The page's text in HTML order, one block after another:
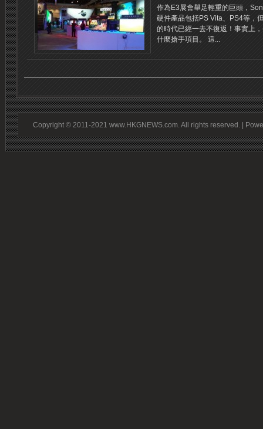
作為E3展會舉足輕重的巨頭，
硬件產品包括PS Vita、PS4等，
的時代已經一去不復返！事實上
什麼搶手項目。 這...
Copyright © 2011-2021 www.HKGNEWS.com. All rights reserved. |